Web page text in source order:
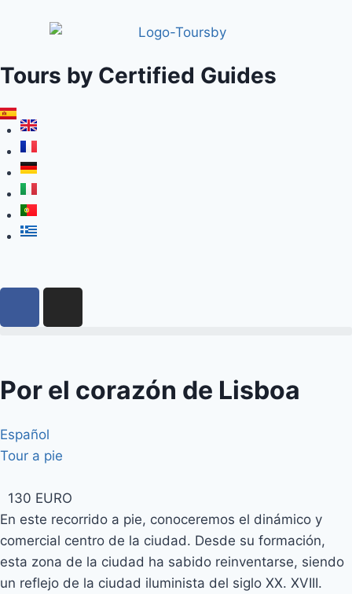
Tours by Certified Guides
Por el corazón de Lisboa
Español
Tour a pie
130 EURO
En este recorrido a pie, conoceremos el dinámico y
comercial centro de la ciudad. Desde su formación,
esta zona de la ciudad ha sabido reinventarse, siendo
un reflejo de la ciudad iluminista del siglo XX. XVIII.